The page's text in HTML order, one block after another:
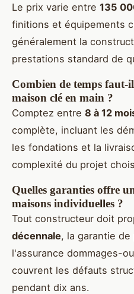
Le prix varie entre 135
finitions et équipements
généralement la
prestations standard de
Combien de temps
maison clé en main ?
Comptez entre 8 à 12
complète, incluant les
les fondations et la
complexité du projet
Quelles garanties offre
maisons individuelles ?
Tout constructeur doit
décennale, la garantie
l'assurance dommages-
couvrent les défauts
pendant dix ans.